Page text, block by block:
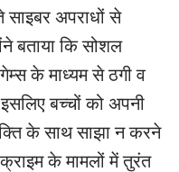
अपराधों से
बताया कि सोशल
के माध्यम से ठगी व
बच्चों को अपनी
के साथ साझा न करने
के मामलों में तुरंत